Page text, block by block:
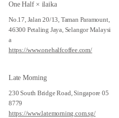
One Half × ilaika
No.17, Jalan 20/13, Taman Paramount,
46300 Petaling Jaya, Selangor Malaysi
a
https://www.onehalfcoffee.com/
Late Morning
230 South Bridge Road, Singapore 05
8779
https://www.latemorning.com.sg/